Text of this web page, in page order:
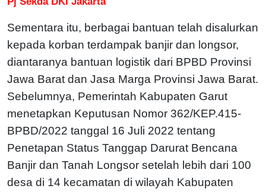
Sementara itu, berbagai bantuan telah disalurkan
kepada korban terdampak banjir dan longsor,
diantaranya bantuan logistik dari BPBD Provinsi
Jawa Barat dan Jasa Marga Provinsi Jawa Barat.
Sebelumnya, Pemerintah Kabupaten Garut
menetapkan Keputusan Nomor 362/KEP.415-
BPBD/2022 tanggal 16 Juli 2022 tentang
Penetapan Status Tanggap Darurat Bencana
Banjir dan Tanah Longsor setelah lebih dari 100
desa di 14 kecamatan di wilayah Kabupaten